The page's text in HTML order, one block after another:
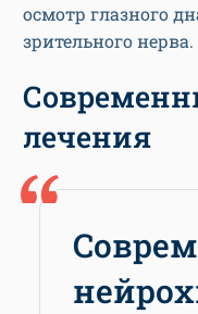
осмотр глазного
зрительного нерва.
лечения